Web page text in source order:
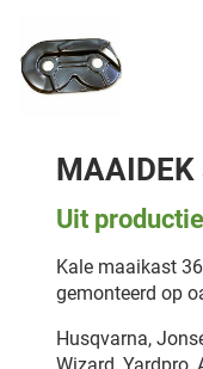
MAAIDEK
Uit productie
Kale maaikast
gemonteerd op
Husqvarna,
Wizard, Yardpro,